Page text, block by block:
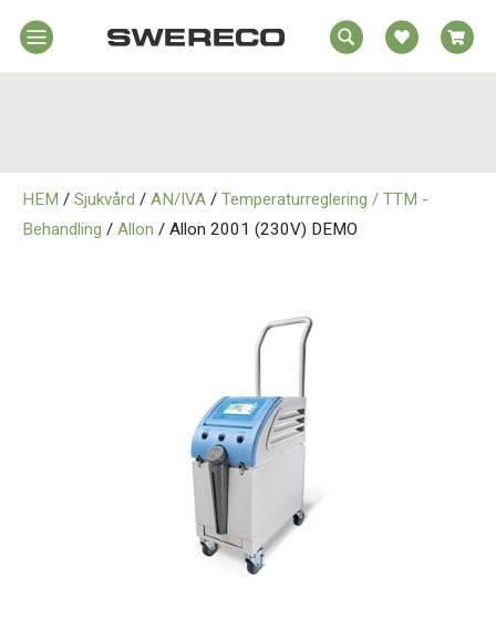
Rörelsehjälpmedel
HEM / Sjukvård / AN/IVA / Temperaturreglering / TTM -
Behandling / Allon / Allon 2001 (230V) DEMO